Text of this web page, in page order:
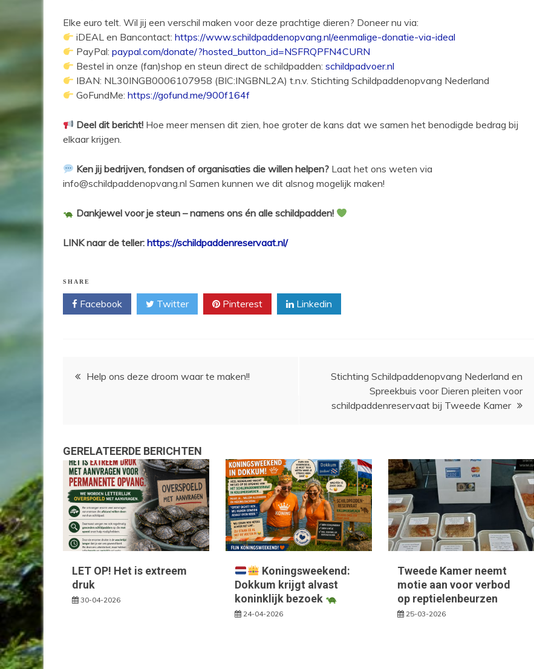
Elke euro telt. Wil jij een verschil maken voor deze prachtige dieren? Doneer nu via:
iDEAL en Bancontact: https://www.schildpaddenopvang.nl/eenmalige-donatie-via-ideal
PayPal:paypal.com/donate/?hosted_button_id=NSFRQPFN4CURN
Bestel in onze (fan)shop en steun direct de schildpadden:schildpadvoer.nl
IBAN: NL30INGB0006107958 (BIC:INGBNL2A) t.n.v. Stichting Schildpaddenopvang Nederland
GoFundMe:https://gofund.me/900f164f
Deel dit bericht! Hoe meer mensen dit zien, hoe groter de kans dat we samen het benodigde bedrag bij
elkaar krijgen.
Ken jij bedrijven, fondsen of organisaties die willen helpen? Laat het ons weten via
info@schildpaddenopvang.nl Samen kunnen we dit alsnog mogelijk maken!
Dankjewel voor je steun – namens ons én alle schildpadden!
LINK naar de teller: https://schildpaddenreservaat.nl/
SHARE
Facebook Twitter Pinterest Linkedin
Bericht
Help ons deze droom waar te maken!!
Stichting Schildpaddenopvang Nederland en
Spreekbuis voor Dieren pleiten voor
schildpaddenreservaat bij Tweede Kamer
GERELATEERDE BERICHTEN
LET OP! Het is extreem
druk
30-04-2026
Koningsweekend:
Dokkum krijgt alvast
koninklijk bezoek
24-04-2026
Tweede Kamer neemt
motie aan voor verbod
op reptielenbeurzen
25-03-2026